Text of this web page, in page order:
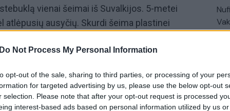
Do Not Process My Personal Information
opt-out of the sale, sharing to third parties, or processing of your
for targeted advertising by us, please use the below opt-out
selection. Please note that after your opt-out request is processed
interest-based ads based on personal information utilized by us
vienai šeimai iš Suvalkijos. 5-metei
atlėpusių ausyčių. Skurdi šeima plastinei
vienos Kauno klinikos gydytojai. Jie
atlėpusios ausys operacija